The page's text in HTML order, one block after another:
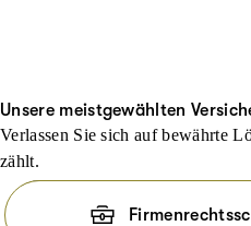
Unsere meistgewählten
Verlassen Sie sich auf bewährte
zählt.